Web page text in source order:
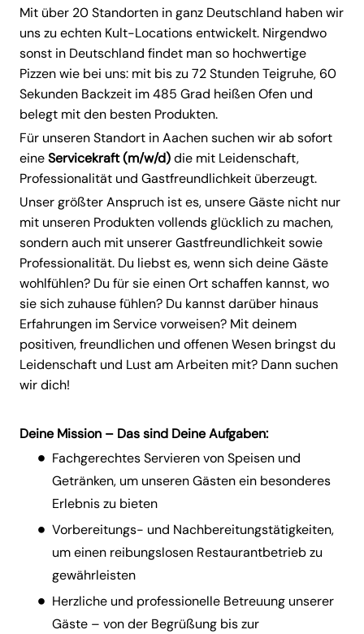
Mit über 20 Standorten in ganz Deutschland haben wir
uns zu echten Kult-Locations entwickelt. Nirgendwo
sonst in Deutschland findet man so hochwertige
Pizzen wie bei uns: mit bis zu 72 Stunden Teigruhe, 60
Sekunden Backzeit im 485 Grad heißen Ofen und
belegt mit den besten Produkten.
Für unseren Standort in Aachen suchen wir ab sofort
eineServicekraft (m/w/d)die mit Leidenschaft,
Professionalität und Gastfreundlichkeit überzeugt.
Unser größter Anspruch ist es, unsere Gäste nicht nur
mit unseren Produkten vollends glücklich zu machen,
sondern auch mit unserer Gastfreundlichkeit sowie
Professionalität. Du liebst es, wenn sich deine Gäste
wohlfühlen? Du für sie einen Ort schaffen kannst, wo
sie sich zuhause fühlen? Du kannst darüber hinaus
Erfahrungen im Service vorweisen? Mit deinem
positiven, freundlichen und offenen Wesen bringst du
Leidenschaft und Lust am Arbeiten mit? Dann suchen
wir dich!
Deine Mission – Das sind Deine Aufgaben:
Fachgerechtes Servieren von Speisen und
Getränken, um unseren Gästen ein besonderes
Erlebnis zu bieten
Vorbereitungs- und Nachbereitungstätigkeiten,
um einen reibungslosen Restaurantbetrieb zu
gewährleisten
Herzliche und professionelle Betreuung unserer
Gäste – von der Begrüßung bis zur